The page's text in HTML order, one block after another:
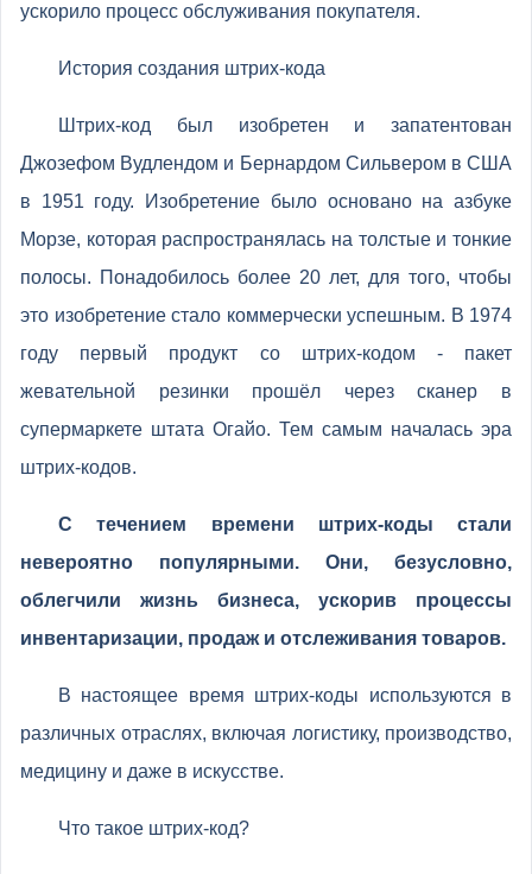
ускорило процесс обслуживания покупателя.
История создания штрих-кода
Штрих-код был изобретен и запатентован
Джозефом Вудлендом и Бернардом Сильвером в США
в 1951 году. Изобретение было основано на азбуке
Морзе, которая распространялась на толстые и тонкие
полосы. Понадобилось более 20 лет, для того, чтобы
это изобретение стало коммерчески успешным. В 1974
году первый продукт со штрих-кодом - пакет
жевательной резинки прошёл через сканер в
супермаркете штата Огайо. Тем самым началась эра
штрих-кодов.
С течением времени штрих-коды стали
невероятно популярными. Они, безусловно,
облегчили жизнь бизнеса, ускорив процессы
инвентаризации, продаж и отслеживания товаров.
В настоящее время штрих-коды используются в
различных отраслях, включая логистику, производство,
медицину и даже в искусстве.
Что такое штрих-код?